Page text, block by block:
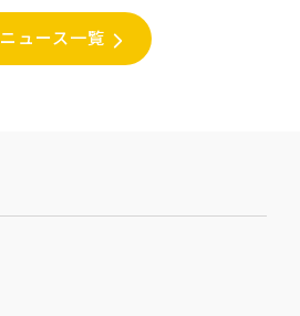
ニュース一覧